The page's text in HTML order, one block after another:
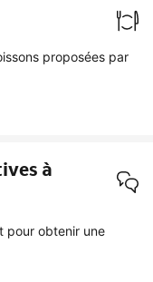
proposées par
à
pour obtenir une